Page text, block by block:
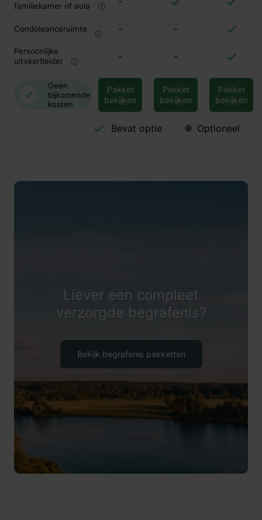
familiekamer of aula
Condoleanceruimte - -
Persoonlijke
uitvaartleider
- -
Geen
bijkomende
kosten
Pakket
bekijken
Pakket
bekijken
Pakket
bekijken
Bevat optie Optioneel
Liever een compleet
verzorgde begrafenis?
Bekijk begrafenis pakketten